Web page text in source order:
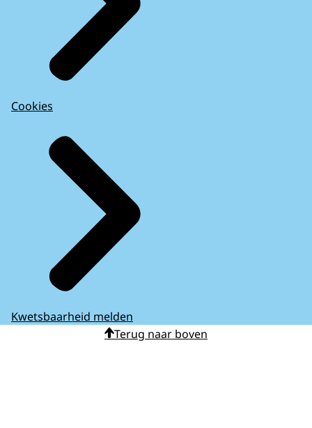
Cookies
Kwetsbaarheid melden
Terug naar boven